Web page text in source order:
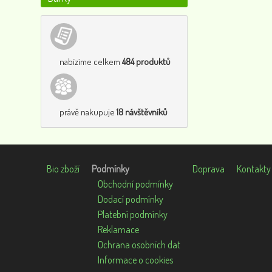
nabízíme celkem484 produktů
právě nakupuje18 návštěvníků
Bio zboží
Podmínky
Obchodní podmínky
Dodací podmínky
Platební podmínky
Reklamace
Ochrana osobních dat
Informace o cookies
Doprava Kontakty